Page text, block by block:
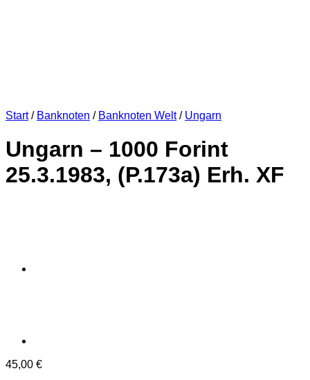
Start / Banknoten / Banknoten Welt / Ungarn
Ungarn – 1000 Forint
25.3.1983, (P.173a) Erh. XF
45,00 €